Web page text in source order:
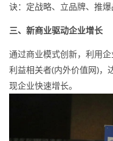
诀：定战略、立品牌、推爆
三、新商业驱动企业增长
通过商业模式创新，利用
利益相关者(内外价值网)，
现企业快速增长。